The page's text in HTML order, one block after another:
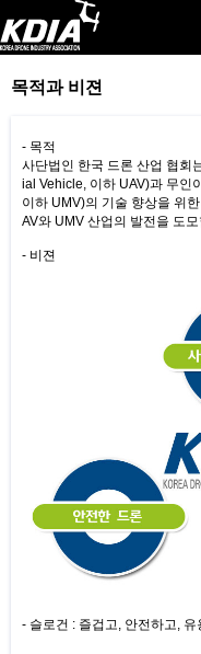
목적과 비젼
- 목적
사단법인 한국 드론 산업 협회
ial Vehicle, 이하 UAV)과 무인
이하 UMV)의 기술 향상을 위
AV와 UMV 산업의 발전을 도
- 비젼
- 슬로건 : 즐겁고, 안전하고, 유